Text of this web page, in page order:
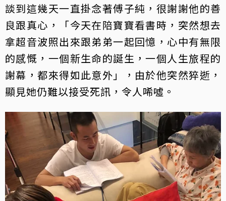
談到這幾天一直掛念著傅子純，很謝謝他的善
良跟真心，「今天在陪寶寶看書時，突然想去
拿超音波照出來跟弟弟一起回憶，心中有無限
的感慨，一個新生命的誕生，一個人生旅程的
謝幕，都來得如此意外」，由於他突然猝逝，
顯見她仍難以接受死訊，令人唏噓。